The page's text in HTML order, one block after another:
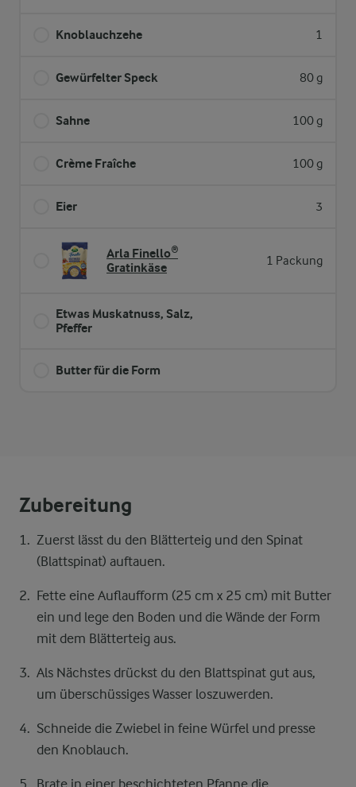
Knoblauchzehe 1
Gewürfelter Speck 80 g
Sahne 100 g
Crème Fraîche 100 g
Eier 3
Arla Finello®
Gratinkäse
1 Packung
Etwas Muskatnuss, Salz,
Pfeffer
Butter für die Form
Zubereitung
Zuerst lässt du den Blätterteig und den Spinat
(Blattspinat) auftauen.
Fette eine Auflaufform (25 cm x 25 cm) mit Butter
ein und lege den Boden und die Wände der Form
mit dem Blätterteig aus.
Als Nächstes drückst du den Blattspinat gut aus,
um überschüssiges Wasser loszuwerden.
Schneide die Zwiebel in feine Würfel und presse
den Knoblauch.
Brate in einer beschichteten Pfanne die